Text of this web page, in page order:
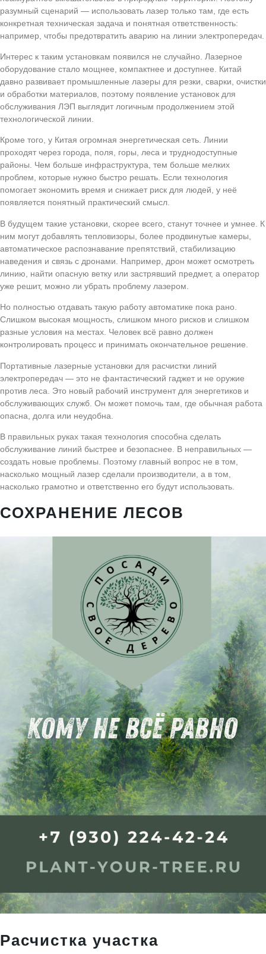
разумный сценарий — использовать лазер только там, где есть
конкретная техническая задача и понятная ответственность:
например, чтобы предотвратить аварию на линии электропередач.
Интерес к таким установкам появился не случайно. Лазерное
оборудование стало мощнее, компактнее и доступнее. Китай
давно развивает промышленные лазеры для резки, сварки, очистки
и обработки материалов, поэтому появление установок для
обслуживания ЛЭП выглядит логичным продолжением этой
технологической линии.
Кроме того, у Китая огромная энергетическая сеть. Линии
проходят через города, поля, горы, леса и труднодоступные
районы. Чем больше инфраструктура, тем больше мелких
проблем, которые нужно быстро решать. Если технология
помогает экономить время и снижает риск для людей, у неё
появляется понятный практический смысл.
В будущем такие установки, скорее всего, станут точнее и умнее. К
ним могут добавлять тепловизоры, более продвинутые камеры,
автоматическое распознавание препятствий, стабилизацию
наведения и связь с дронами. Например, дрон может осмотреть
линию, найти опасную ветку или застрявший предмет, а оператор
уже решит, можно ли убрать проблему лазером.
Но полностью отдавать такую работу автоматике пока рано.
Слишком высокая мощность, слишком много рисков и слишком
разные условия на местах. Человек всё равно должен
контролировать процесс и принимать окончательное решение.
Портативные лазерные установки для расчистки линий
электропередач — это не фантастический гаджет и не оружие
против леса. Это новый рабочий инструмент для энергетиков и
обслуживающих служб. Он может помочь там, где обычная работа
опасна, долга или неудобна.
В правильных руках такая технология способна сделать
обслуживание линий быстрее и безопаснее. В неправильных —
создать новые проблемы. Поэтому главный вопрос не в том,
насколько мощный лазер сделали производители, а в том,
насколько грамотно и ответственно его будут использовать.
СОХРАНЕНИЕ ЛЕСОВ
Расчистка участка